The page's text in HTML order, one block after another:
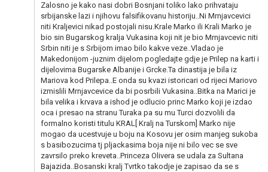
Zalosno je kako nasi dobri Bosnjani toliko lako prihvataju
srbijanske lazi i njihovu falsifikovanu historiju..Ni Mrnjavcevici
niti Kraljevici nikad postojali nisu.Krale Marko ili Krali Marko je
bio sin Bugarskog kralja Vukasina koji nit je bio Mrnjavcevic niti
Srbin niti je s Srbijom imao bilo kakve veze..Vladao je
Makedonijom -juznim dijelom pogledajte gdje je Prilep na karti i
dijelovima Bugarske Albanije i Grcke.Ta dinastija je bila iz
Mariova kod Prilepa..E onda su kvazi istoricari od rijeci Mariovo
izmislili Mrnjavcevice da bi posrbili Vukasina..Bitka na Marici je
bila velika i krvava a ishod je odlucio princ Marko koji je izdao
oca i presao na stranu Turaka pa su mu Turci dozvolili da
formalno koristi titulu KRAL[ Kralj na Turskom] Marko nije
mogao da ucestvuje u boju na Kosovu jer osim manjeg sukoba
s basibozucima tj pljackasima boja nije ni bilo vec se sve
zavrsilo preko kreveta..Princeza Olivera se udala za Sultana
Bajazida..Bosanski kralj Tvrtko takodje je zapisao da se s